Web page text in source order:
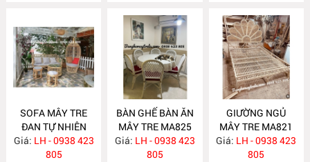
SOFA MÂY TRE
ĐAN TỰ NHIÊN
MA830
Giá: LH - 0938 423
805
BÀN GHẾ BÀN ĂN
MÂY TRE MA825
Giá: LH - 0938 423
805
GIƯỜNG NGỦ
MÂY TRE MA821
Giá: LH - 0938 423
805